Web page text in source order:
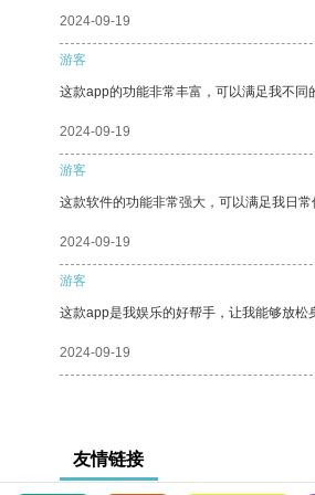
2024-09-19
游客
这款app的功能非常丰富，可以满足我不同
2024-09-19
游客
这款软件的功能非常强大，可以满足我日常
2024-09-19
游客
这款app是我娱乐的好帮手，让我能够放松
2024-09-19
友情链接